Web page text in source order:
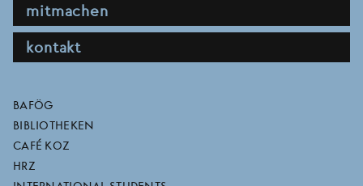
mitmachen
kontakt
direktlinks
BAFÖG
BIBLIOTHEKEN
CAFÉ KOZ
HRZ
release alternatives
vorlesungsverzeichnis